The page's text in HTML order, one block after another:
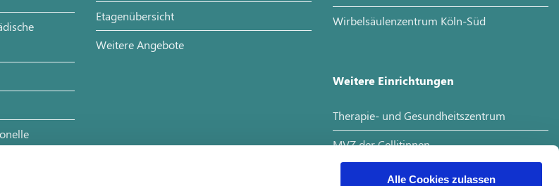
Alle Cookies zulassen
Etagenübersicht
Weitere Angebote
Wirbelsäulenzentrum Köln-Süd
Weitere Einrichtungen
Therapie- und Gesundheitszentrum
MVZ der Cellitinnen
Interdisziplinäres Tumorboard